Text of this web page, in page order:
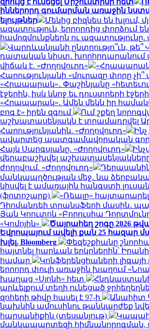
իններորդ գումարման առաջին
ելույթներ
Մեկից բիզնես են խլում,
ազատություն, երրորդից փորձում
համոզմունքներն ու
Վարդևանյանի ընտրությո՞ւն,
դատական նիստ․
վիճակ է. «Ժողովուրդ»
Հարությունյանի «մուրազը փորը չի՞
«Հրապարակ»․ Փաշինյանը
էջերին, իսկ կնոջ եւ դուստրերի
«Հրապարակ»․ Ամեն մեկն իր
բոգ է» իրեն զգում
Ում շքեղ
աշխատասենյակն է տրամադրվել
Հարությունյանին. «Ժողովուրդ»
ավարտեց պատգամավորական
Հայկ Սարգսյանը. «Ժողովուրդ»
վերաբաշխվել
ժողովում. «Ժողովուրդ»
մանկապղծության մեջ․ նա
կիսվել է ամառային հանգստի
(ֆոտոշարք)
«Ռեալը»
Դիոմանդեի տրանսֆերի մասին․
Յան Կոուտոն «Բորուսիա
«Կոմոյին»
Ծայրահեղ շոգը 2026
Եվրոպայում ավելի քան 25 հազար
խլել. Bloomberg
Փեզեշքիանը
հայտնել հարևան երկրներին՝
համար
Կոնֆերենցիաների
երրորդ փուլի առաջին խաղում
խաղաց «Սյոնի» հետ
Հնդկաստանի
արևելքում տեղի ունեցած
զոհերի թիվը հասել է 97-ի
Անահիտ
նախկին ամուսինու թանկարժեք
հարսանիքին (տեսանյութ)
մանկապարտեզի հիմնանորոգման,